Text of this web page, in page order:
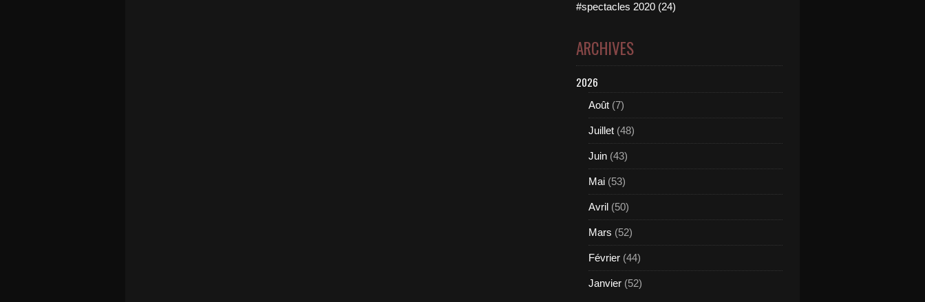
#spectacles 2020 (24)
ARCHIVES
2026
Août (7)
Juillet (48)
Juin (43)
Mai (53)
Avril (50)
Mars (52)
Février (44)
Janvier (52)